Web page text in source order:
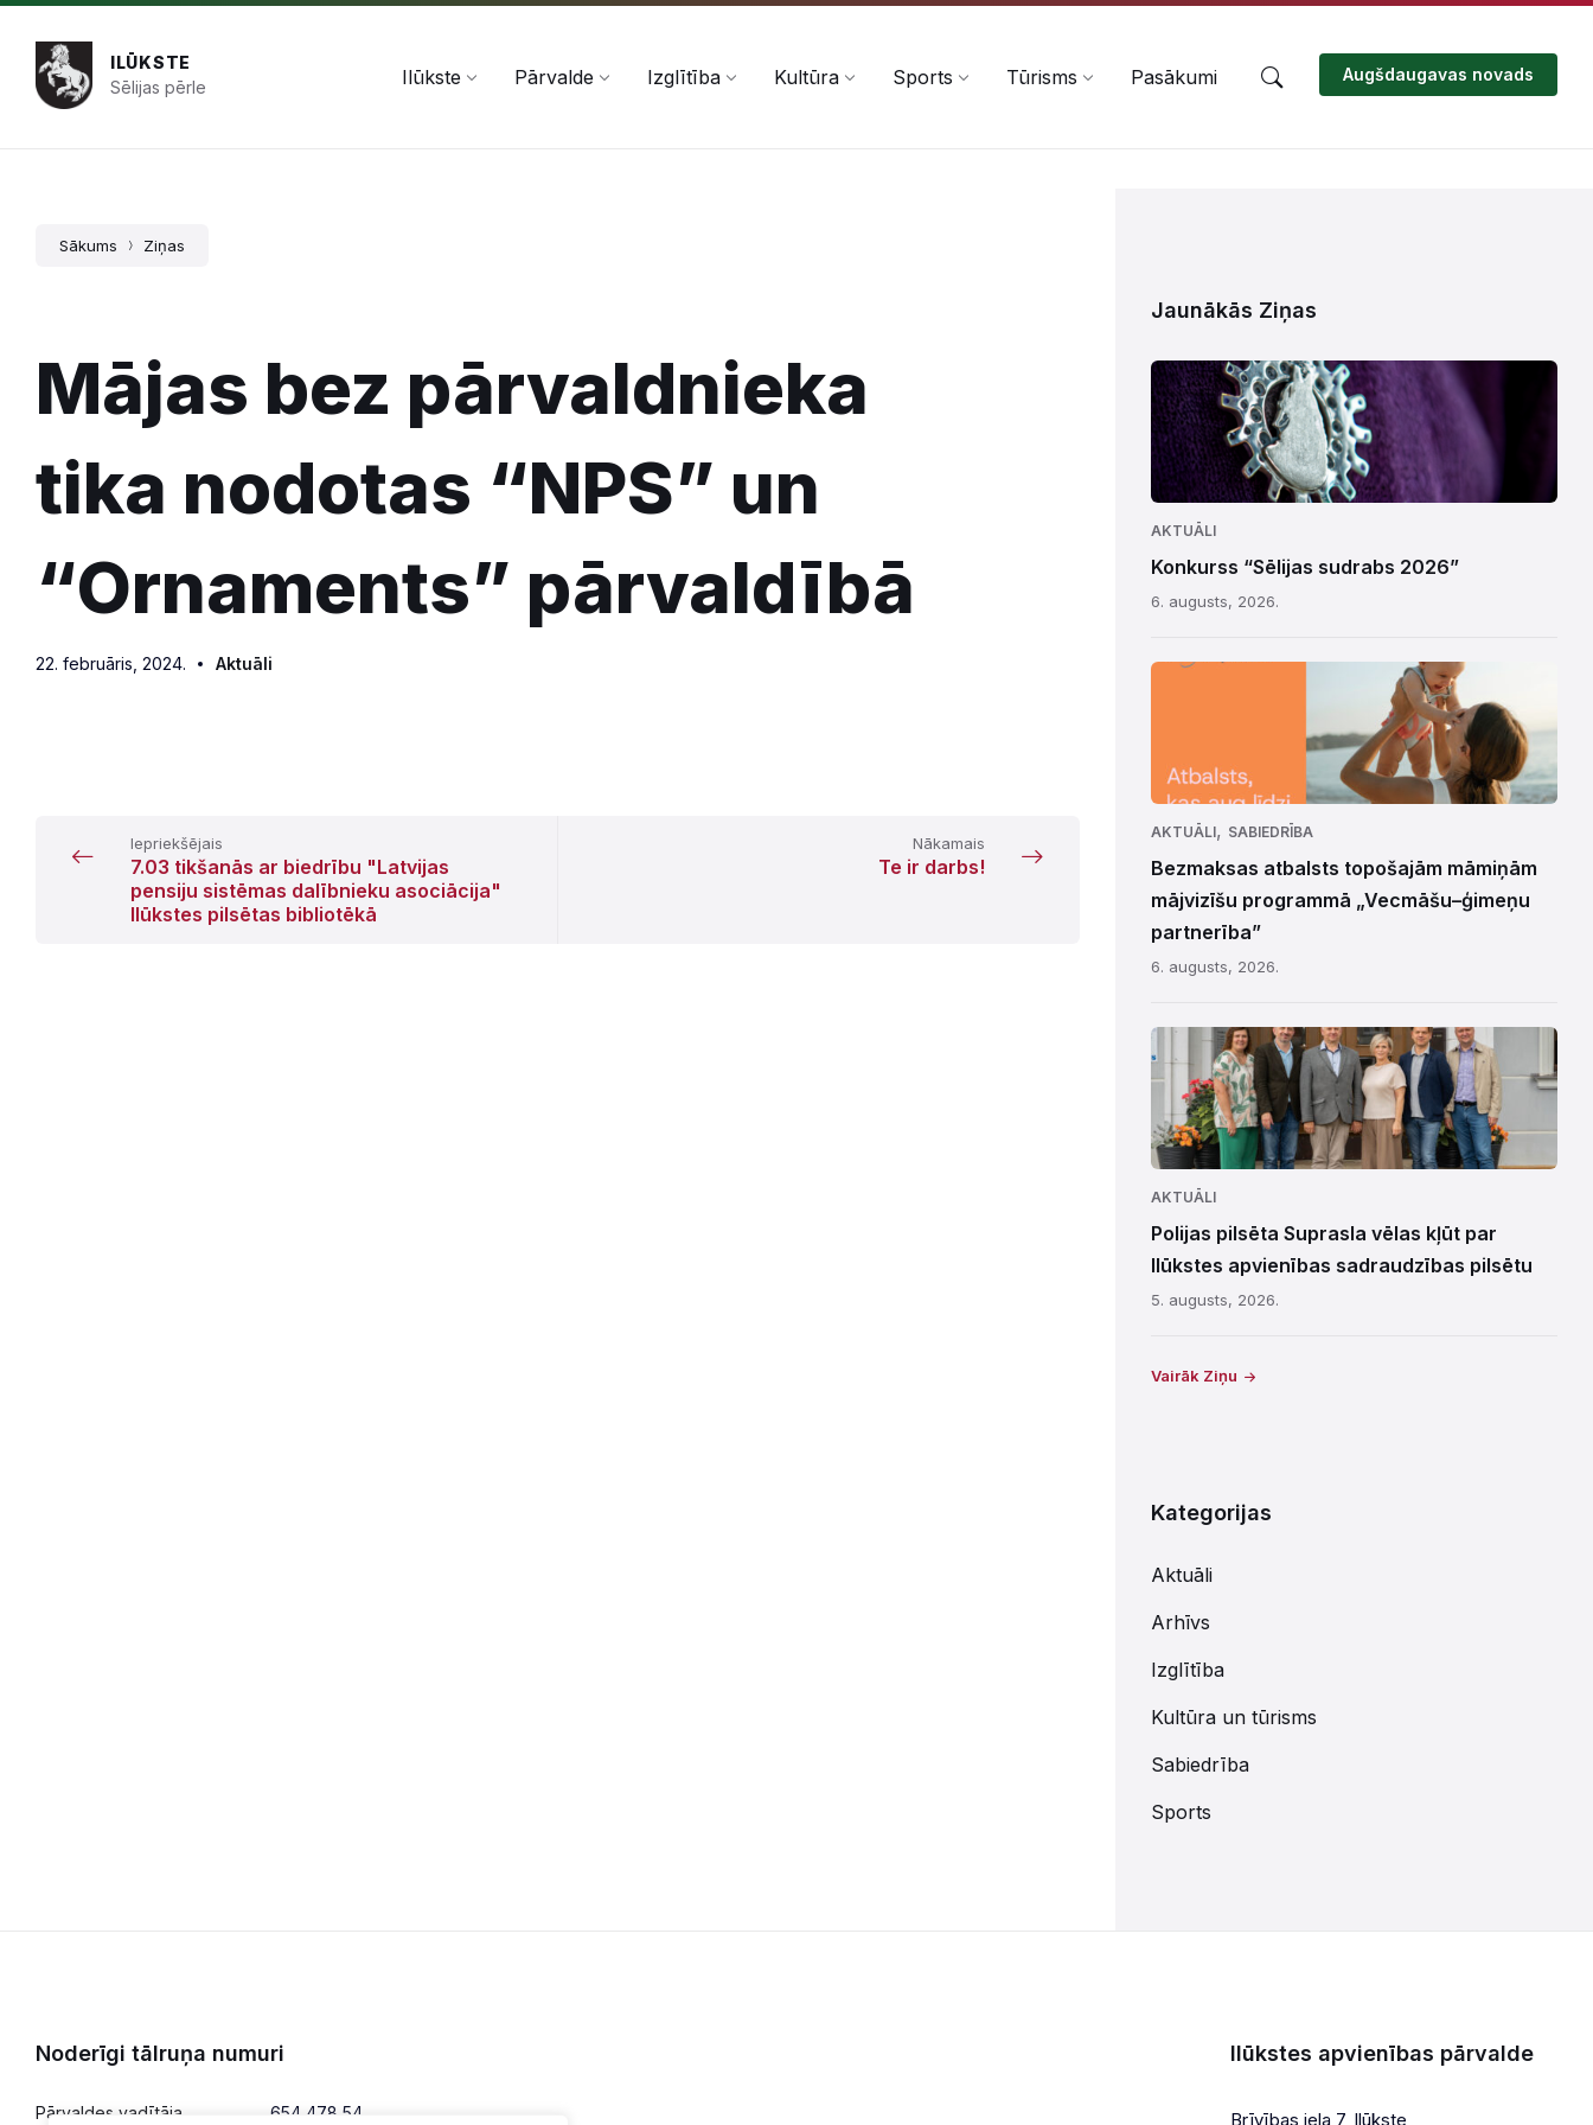
Pāriet
saturu
Skip
navigation
Skip
footer
ILŪKSTE
Sēlijas pērle
Ilūkste Pārvalde Izglītība Kultūra Sports Tūrisms Pasākumi Augšdaugavas novads
Sākums Ziņas
Mājas bez pārvaldnieka
tika nodotas “NPS” un
“Ornaments” pārvaldībā
22. februāris, 2024. Aktuāli
Iepriekšējais
7.03 tikšanās ar biedrību "Latvijas
pensiju sistēmas dalībnieku asociācija"
Ilūkstes pilsētas bibliotēkā
Nākamais
Te ir darbs!
Jaunākās Ziņas
AKTUĀLI
Konkurss “Sēlijas sudrabs 2026”
6. augusts, 2026.
AKTUĀLI, SABIEDRĪBA
Bezmaksas atbalsts topošajām māmiņām
mājvizīšu programmā „Vecmāšu–ģimeņu
partnerība”
6. augusts, 2026.
AKTUĀLI
Polijas pilsēta Suprasla vēlas kļūt par
Ilūkstes apvienības sadraudzības pilsētu
5. augusts, 2026.
Vairāk Ziņu
Kategorijas
Aktuāli
Arhīvs
Izglītība
Kultūra un tūrisms
Sabiedrība
Sports
Noderīgi tālruņa numuri
Pārvaldes vadītāja 654 478 54
Ilūkstes apvienības pārvalde
Brīvības iela 7, Ilūkste,